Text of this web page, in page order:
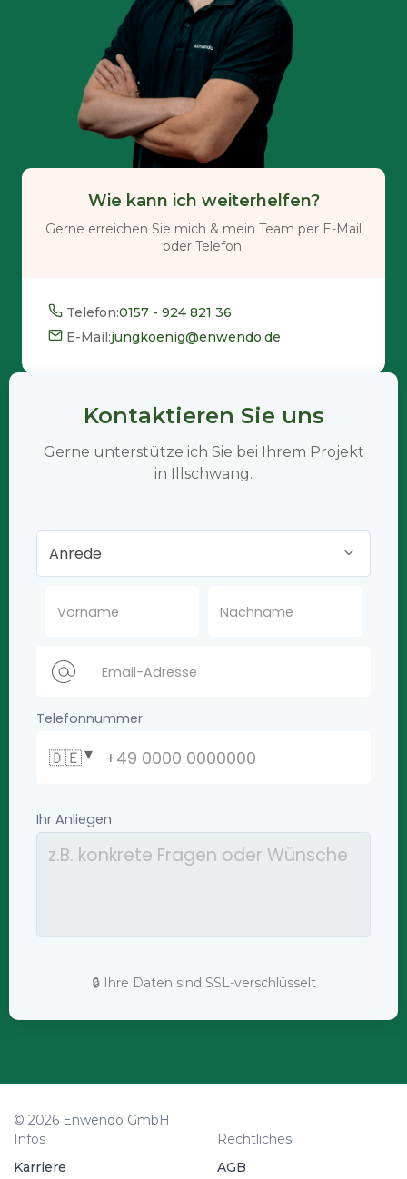
Wie kann ich weiterhelfen?
Gerne erreichen Sie mich & mein Team per E-Mail
oder Telefon.
Telefon:0157 - 924 821 36
E-Mail:jungkoenig@enwendo.de
Kontaktieren Sie uns
Gerne unterstütze ich Sie bei Ihrem Projekt
in Illschwang.
🔒 Ihre Daten sind SSL-verschlüsselt
© 2026 Enwendo GmbH
Infos
Karriere
Rechtliches
AGB